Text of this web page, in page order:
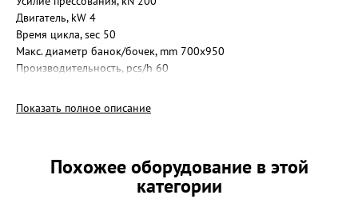
Двигатель, kW 4
Время цикла, sec 50
Макс. диаметр банок/бочек, mm 700x950
Производительность, pcs/h 60
Масса, kg 770
Показать полное описание
Похожее оборудование в этой
категории